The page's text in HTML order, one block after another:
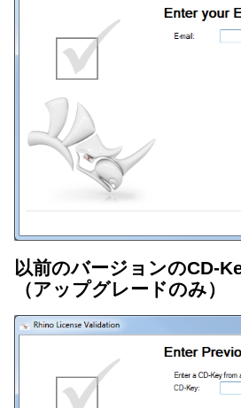
以前のバージョンのCD-
（アップグレードのみ）